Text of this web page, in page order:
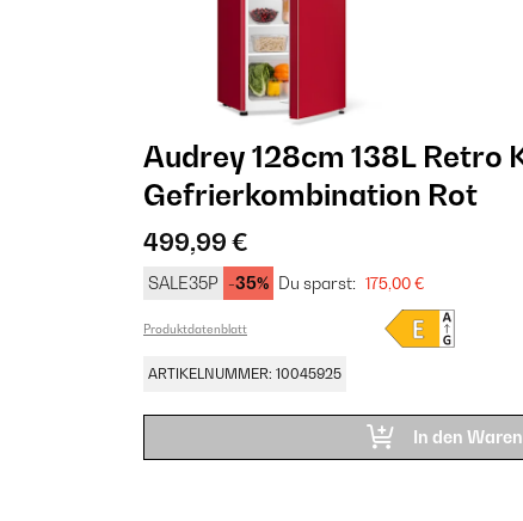
Audrey 128cm 138L Retro
Gefrierkombination​ Rot
499,99 €
SALE35P -35% Du sparst: 175,00 €
Produktdatenblatt
ARTIKELNUMMER: 10045925
In den